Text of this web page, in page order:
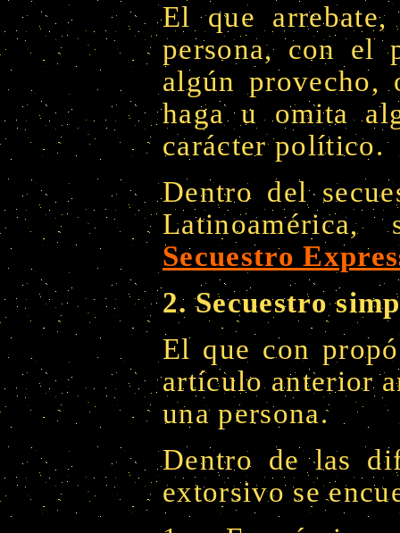
El que
persona, con el
algún provecho,
haga u omita
carácter político.
Dentro del
Secuestro
2. Secuestro
El que con
artículo anterior
una persona.
Dentro de las
extorsivo se